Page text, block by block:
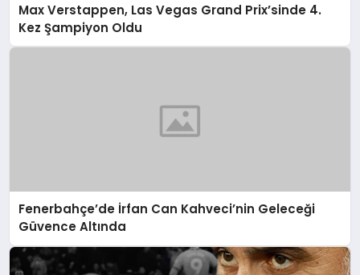
Max Verstappen, Las Vegas Grand Prix’sinde 4.
Kez Şampiyon Oldu
Fenerbahçe’de İrfan Can Kahveci’nin Geleceği
Güvence Altında